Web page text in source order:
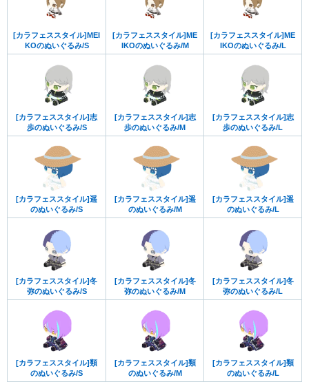
[カラフェススタイル]MEI
KOのぬいぐるみ/S
[カラフェススタイル]ME
IKOのぬいぐるみ/M
[カラフェススタイル]ME
IKOのぬいぐるみ/L
[カラフェススタイル]志
歩のぬいぐるみ/S
[カラフェススタイル]志
歩のぬいぐるみ/M
[カラフェススタイル]志
歩のぬいぐるみ/L
[カラフェススタイル]遥
のぬいぐるみ/S
[カラフェススタイル]遥
のぬいぐるみ/M
[カラフェススタイル]遥
のぬいぐるみ/L
[カラフェススタイル]冬
弥のぬいぐるみ/S
[カラフェススタイル]冬
弥のぬいぐるみ/M
[カラフェススタイル]冬
弥のぬいぐるみ/L
[カラフェススタイル]類
のぬいぐるみ/S
[カラフェススタイル]類
のぬいぐるみ/M
[カラフェススタイル]類
のぬいぐるみ/L